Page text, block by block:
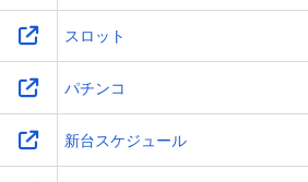
スロット
パチンコ
新台スケジュール